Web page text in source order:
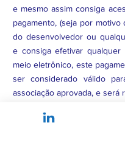
e mesmo assim consiga
pagamento, (seja por motivo
do desenvolvedor ou
e consiga efetivar qualquer
meio eletrônico, este
ser considerado válido
associação aprovada, e será
Associado Afiliado
realizou